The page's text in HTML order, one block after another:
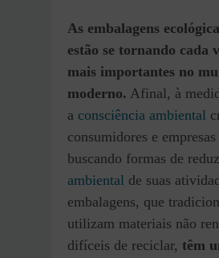
As embalagens
estão se tornando cada
mais importantes no
moderno. Afinal, à
a consciência ambiental
consumidores e empresas
buscando formas de
ambiental de suas
embalagens, que
utilizam materiais não
difíceis de reciclar, têm